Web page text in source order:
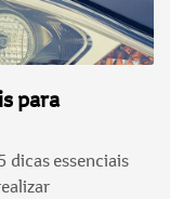
para
dicas essenciais